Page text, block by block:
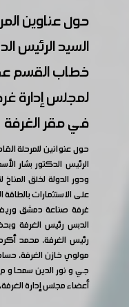
حول عناوين
السيد الرئيس
خطاب القسم
لمجلس إدارة
في مقر الغرفة
حول عنوانين للمرحلة
الرئيس الدكتور بشار
ودور الدولة لخلق المناخ
على الاستثمارات
غرفة صناعة دمشق
الدبس رئيس الغرفة
رئيس الغرفة، محمد
مولوي خازن الغرفة،
جي و نور الدين سمحا و
أعضاء مجلس إدارة